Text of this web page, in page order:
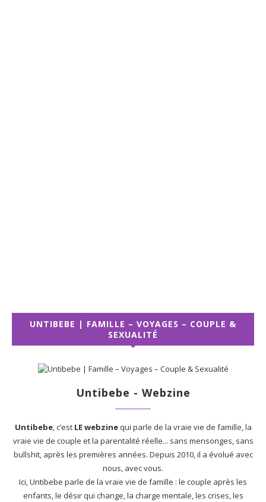
UNTIBEBE | FAMILLE – VOYAGES – COUPLE &
SEXUALITÉ
Untibebe - Webzine
Untibebe, c’est LE webzinequi parle de la vraie vie de famille, la
vraie vie de couple et la parentalité réelle... sans mensonges, sans
bullshit, après les premières années. Depuis 2010, il a évolué avec
nous, avec vous.
Ici, Untibebe parle de la vraie vie de famille : le couple après les
enfants, le désir qui change, la charge mentale, les crises, les